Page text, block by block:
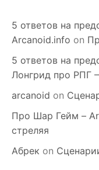
5 ответов на
Arcanoid.info on
5 ответов на
Лонгрид про РПГ
arcanoid on
Про Шар Гейм –
стреляя
Абрек on